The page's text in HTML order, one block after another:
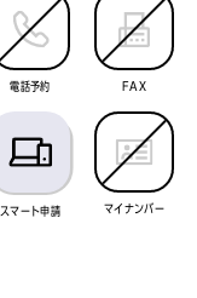
電話予約 FAX
スマート申請 マイナンバー